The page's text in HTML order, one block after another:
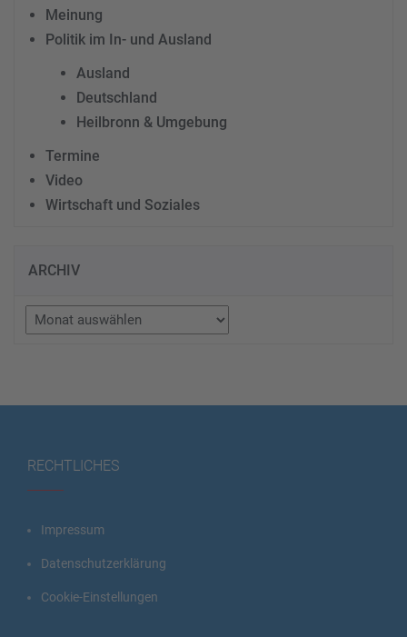
Meinung
Politik im In- und Ausland
Ausland
Deutschland
Heilbronn & Umgebung
Termine
Video
Wirtschaft und Soziales
ARCHIV
Archiv
RECHTLICHES
Impressum
Datenschutzerklärung
Cookie-Einstellungen